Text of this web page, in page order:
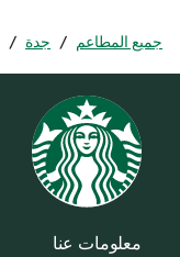
جميع المطاعم / جدة /
معلومات عنا